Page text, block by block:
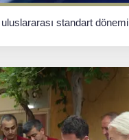
standart dönemi